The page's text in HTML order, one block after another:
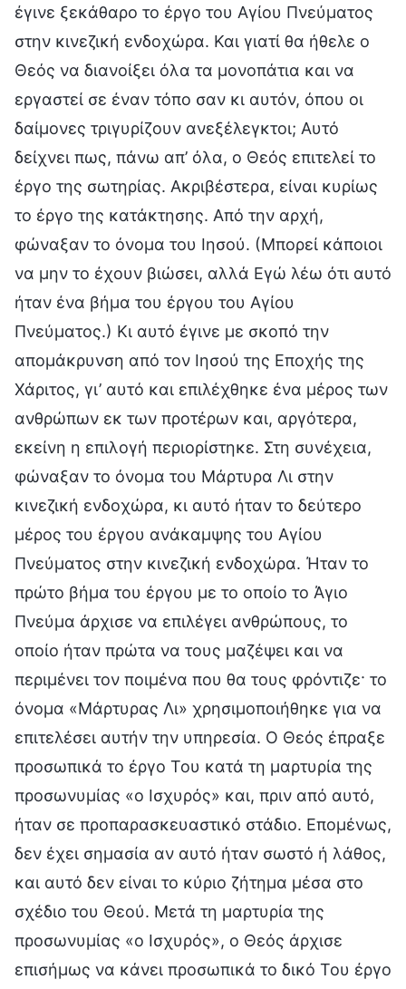
έγινε ξεκάθαρο το έργο του Αγίου Πνεύματος
στην κινεζική ενδοχώρα. Και γιατί θα ήθελε ο
Θεός να διανοίξει όλα τα μονοπάτια και να
εργαστεί σε έναν τόπο σαν κι αυτόν, όπου οι
δαίμονες τριγυρίζουν ανεξέλεγκτοι; Αυτό
δείχνει πως, πάνω απ’ όλα, ο Θεός επιτελεί το
έργο της σωτηρίας. Ακριβέστερα, είναι κυρίως
το έργο της κατάκτησης. Από την αρχή,
φώναξαν το όνομα του Ιησού. (Μπορεί κάποιοι
να μην το έχουν βιώσει, αλλά Εγώ λέω ότι αυτό
ήταν ένα βήμα του έργου του Αγίου
Πνεύματος.) Κι αυτό έγινε με σκοπό την
απομάκρυνση από τον Ιησού της Εποχής της
Χάριτος, γι’ αυτό και επιλέχθηκε ένα μέρος των
ανθρώπων εκ των προτέρων και, αργότερα,
εκείνη η επιλογή περιορίστηκε. Στη συνέχεια,
φώναξαν το όνομα του Μάρτυρα Λι στην
κινεζική ενδοχώρα, κι αυτό ήταν το δεύτερο
μέρος του έργου ανάκαμψης του Αγίου
Πνεύματος στην κινεζική ενδοχώρα. Ήταν το
πρώτο βήμα του έργου με το οποίο το Άγιο
Πνεύμα άρχισε να επιλέγει ανθρώπους, το
οποίο ήταν πρώτα να τους μαζέψει και να
περιμένει τον ποιμένα που θα τους φρόντιζε· το
όνομα «Μάρτυρας Λι» χρησιμοποιήθηκε για να
επιτελέσει αυτήν την υπηρεσία. Ο Θεός έπραξε
προσωπικά το έργο Του κατά τη μαρτυρία της
προσωνυμίας «ο Ισχυρός» και, πριν από αυτό,
ήταν σε προπαρασκευαστικό στάδιο. Επομένως,
δεν έχει σημασία αν αυτό ήταν σωστό ή λάθος,
και αυτό δεν είναι το κύριο ζήτημα μέσα στο
σχέδιο του Θεού. Μετά τη μαρτυρία της
προσωνυμίας «ο Ισχυρός», ο Θεός άρχισε
επισήμως να κάνει προσωπικά το δικό Του έργο